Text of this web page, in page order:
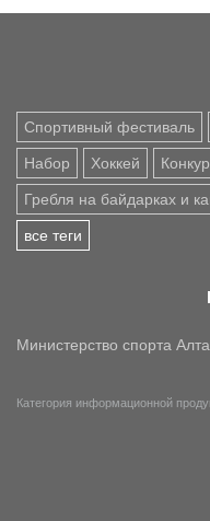
летняя. Поспелиха,
Спортивный фестиваль
Набор Хоккей
Гребля на байдарках и
все теги
Министерство спорта
Категория информационной